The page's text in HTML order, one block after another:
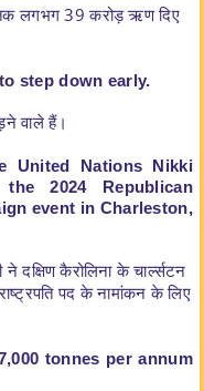
तक लगभग 39 करोड़ ऋण दिए
step down early.
वाले हैं।
United Nations Nikki
2024 Republican
event in Charleston,
दक्षिण कैरोलिना के चार्ल्सटन
पद के नामांकन के लिए
tonnes per annum